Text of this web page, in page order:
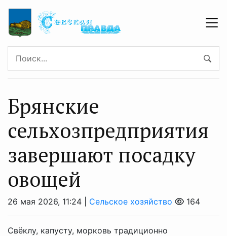
Брянские
сельхозпредприятия
завершают посадку
овощей
26 мая 2026, 11:24 | Сельское хозяйство 164
Свёклу, капусту, морковь традиционно